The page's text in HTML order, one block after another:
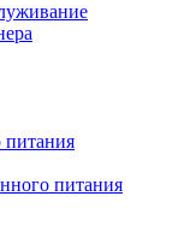
питания
питания